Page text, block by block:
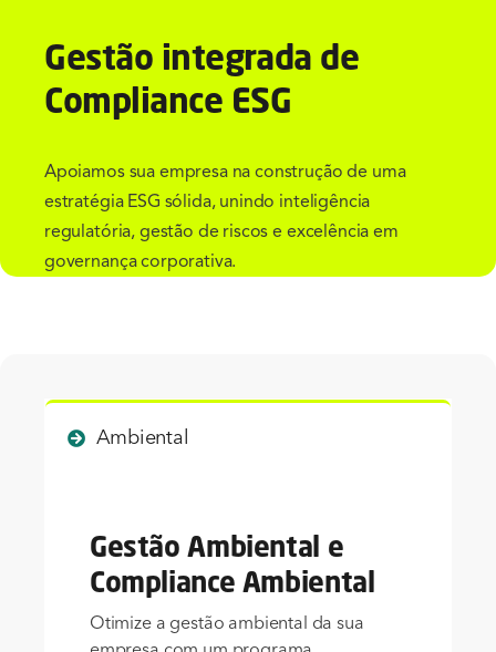
Gestão integrada de
Compliance ESG
Apoiamos sua empresa na construção de uma
estratégia ESG sólida, unindo inteligência
regulatória, gestão de riscos e excelência em
governança corporativa.
Ambiental
Gestão Ambiental e
Compliance Ambiental
Otimize a gestão ambiental da sua